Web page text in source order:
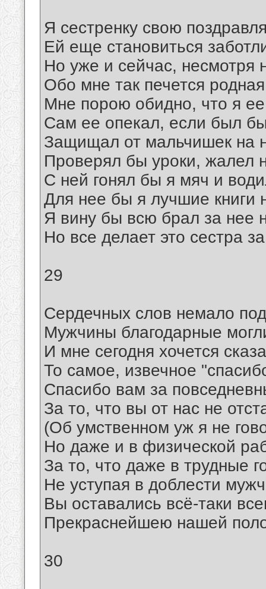
Я сестренку свою
Ей еще становиться
Но уже и сейчас, несмотря
Обо мне так печется
Мне порою обидно, что я
Сам ее опекал, если был
Защищал от мальчишек на
Проверял бы уроки, жалел
С ней гонял бы я мяч и
Для нее бы я лучшие книги
Я вину бы всю брал за нее
Но все делает это сестра
29
Сердечных слов немало
Мужчины благодарные
И мне сегодня хочется
То самое, извечное
Спасибо вам за
За то, что вы от нас не
(Об умственном уж я не
Hо даже и в физической
За то, что даже в трудные
Hе уступая в доблести
Вы оставались всё-таки
Прекраснейшею нашей
30